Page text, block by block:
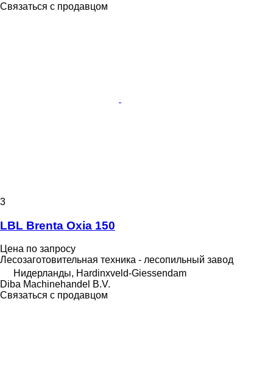
Связаться с продавцом
3
LBL Brenta Oxia 150
Цена по запросу
Лесозаготовительная техника - лесопильный завод
Нидерланды, Hardinxveld-Giessendam
Diba Machinehandel B.V.
Связаться с продавцом